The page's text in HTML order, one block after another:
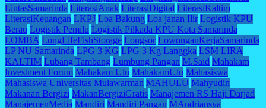
LintasSamarinda LiterasiAnak LiterasiDigital LiterasiKaltim
LiterasiKeuangan LKPJ Loa Bakung Loa janan Ilir Logistik KPU
Berau Logistik Pemilu Logistik Pilkada KPU Kota Samarinda
LOMBA LongLifeFishStorage Longsor LowonganKerjaSamarinda
LP NU Samarinda LPG 3 KG LPG 3 Kg Langgka LSM LIRA
KALTIM Lubang Tambang Lumbung Pangan M.Said Mahakam
Investment Forum Mahakam Ulu MahakamUlu Mahasiswa
Mahasiswa Universitas Mulawarman MAHULU Mahyudin
Makanan Bergizi MakanBergiziGratis Manajemen RS Haji Darjad
ManajemenMedia Mandiri Mandiri Pangan MAndriansya